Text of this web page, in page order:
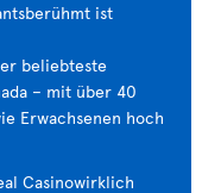
ist
beliebteste
– mit über 40
Erwachsenen hoch
Casinowirklich